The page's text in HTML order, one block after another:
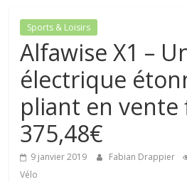
belge
connecté
Sports & Loisirs
Alfawise X1 –
électrique
pliant en
375,48€
9 janvier 2019 Fabian Drappier
Vélo